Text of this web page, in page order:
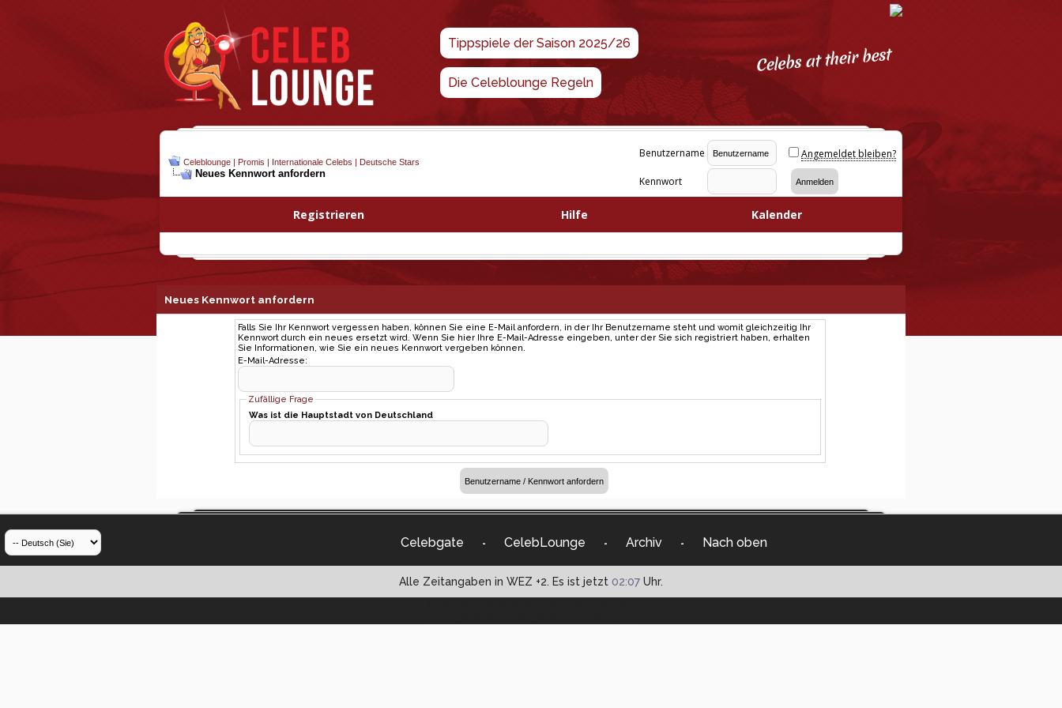
Tippspiele der Saison 2025/26
Die Celeblounge Regeln
Celeblounge | Promis | Internationale Celebs | Deutsche Stars
Neues Kennwort anfordern
Benutzername Angemeldet bleiben?
Kennwort
Registrieren Hilfe Kalender
Neues Kennwort anfordern
Falls Sie Ihr Kennwort vergessen haben, können Sie eine E-Mail anfordern, in der Ihr Benutzername steht und womit gleichzeitig Ihr
Kennwort durch ein neues ersetzt wird. Wenn Sie hier Ihre E-Mail-Adresse eingeben, unter der Sie sich registriert haben, erhalten
Sie Informationen, wie Sie ein neues Kennwort vergeben können.
E-Mail-Adresse:
Zufällige Frage
Was ist die Hauptstadt von Deutschland
Celebgate - CelebLounge - Archiv - Nach oben
Alle Zeitangaben in WEZ +2. Es ist jetzt 02:07 Uhr.